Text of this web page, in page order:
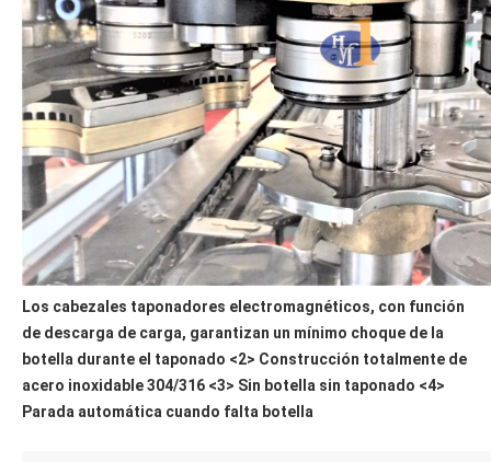
Los cabezales taponadores electromagnéticos, con función
de descarga de carga, garantizan un mínimo choque de la
botella durante el taponado <2> Construcción totalmente de
acero inoxidable 304/316 <3> Sin botella sin taponado <4>
Parada automática cuando falta botella